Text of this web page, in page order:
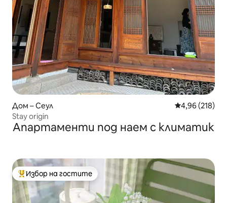
Дом – Сеул Средна
4,96 (218)
Stay origin
Апартаменти под наем с климатик
Най-популярен избор на гостите
Избор на гостите